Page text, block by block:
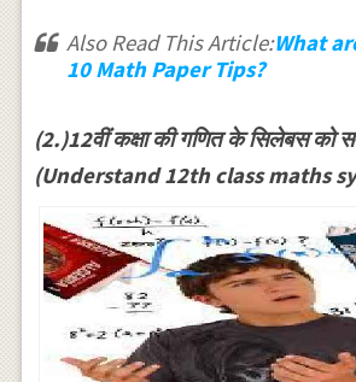
Also Read This Article:What
10 Math Paper Tips?
(2.)12वीं कक्षा की गणित के सिलेबस को
(Understand 12th class maths